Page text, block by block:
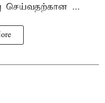
செய்வதற்கான ...